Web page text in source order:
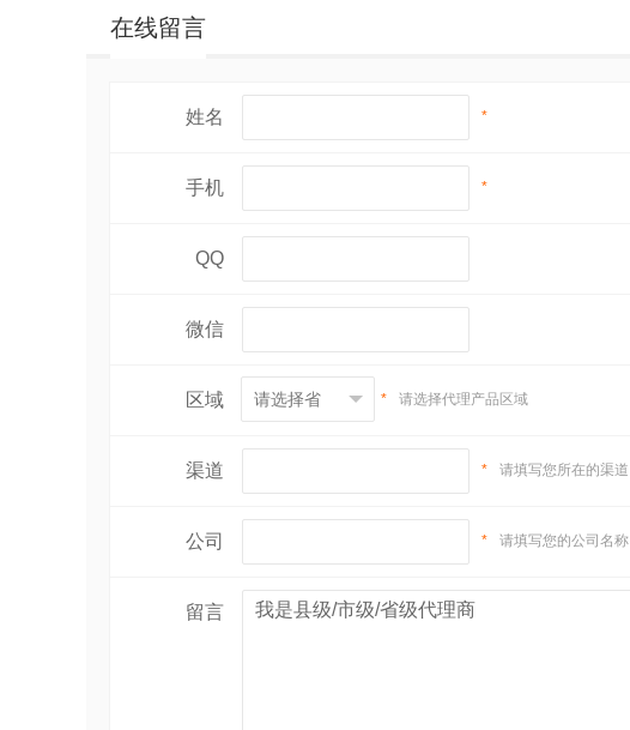
在线留言
姓名 *
手机 *
QQ
微信
区域 * 请选择代理产品区域
渠道 * 请填写您所在的渠道
公司 * 请填写您的公司名称
留言